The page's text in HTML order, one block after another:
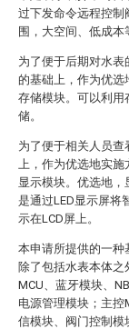
过下发命令远程控制
围，大空间、低成本
为了便于后期对水表
的基础上，作为优选
存储模块。可以利用
储。
为了便于相关人员
上，作为优选地实施
显示模块。优选地，
是通过LED显示屏将
示在LCD屏上。
本申请所提供的一种
除了包括水表本体
MCU、蓝牙模块、
电源管理模块；主控
信模块、阀门控制模